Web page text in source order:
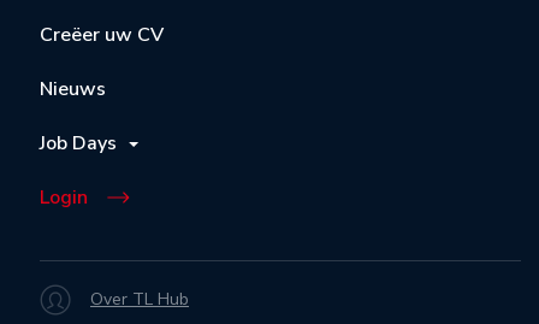
Creëer uw CV
Nieuws
Job Days
Login
Over TL Hub